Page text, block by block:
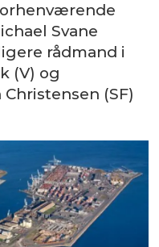
Svane
rådmand i
(V) og
(SF)